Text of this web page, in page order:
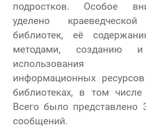
подростков. Особое
уделено краеведческой
библиотек, её
методами, созданию и
использования
информационных
библиотеках, в том
Всего было представлено
сообщений.